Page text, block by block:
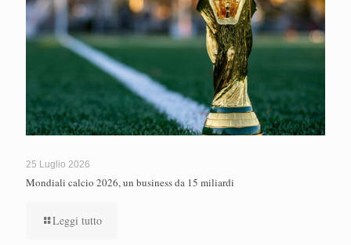
25 Luglio 2026
Mondiali calcio 2026, un business da 15 miliardi
Leggi tutto